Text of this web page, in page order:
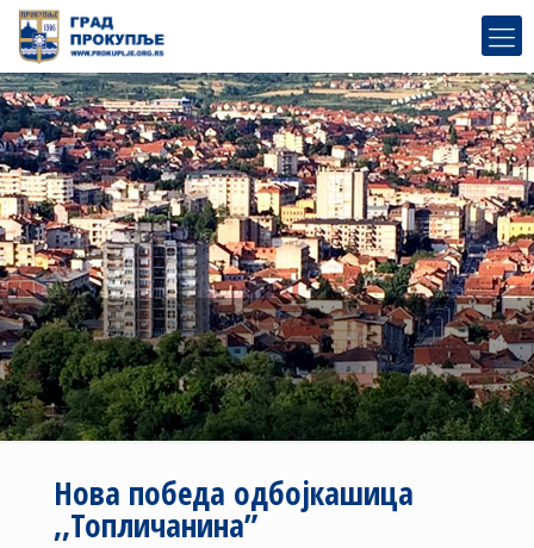
Нова победа одбојкашица
,,Топличанина”